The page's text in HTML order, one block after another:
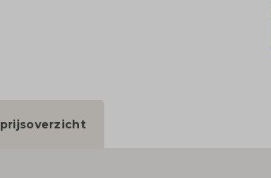
prijsoverzicht